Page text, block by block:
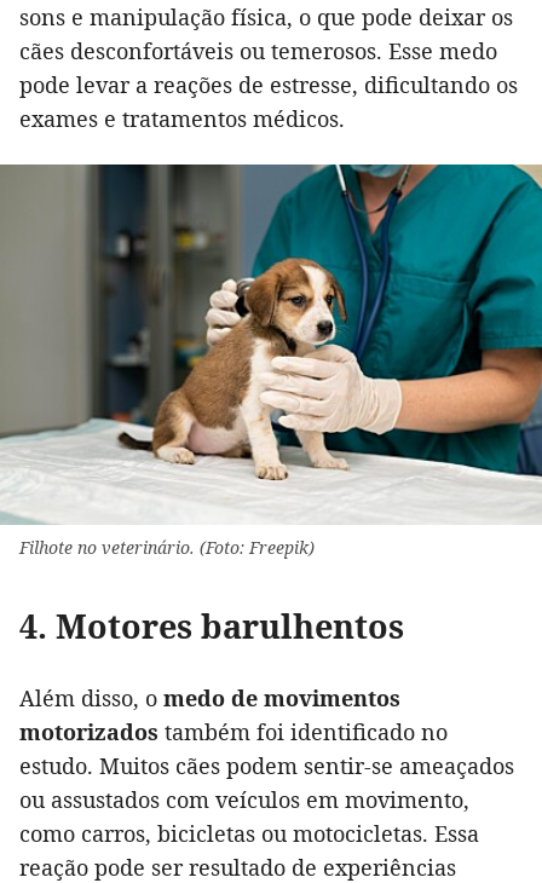
sons e manipulação física, o que pode deixar os
cães desconfortáveis ou temerosos. Esse medo
pode levar a reações de estresse, dificultando os
exames e tratamentos médicos.
Filhote no veterinário. (Foto: Freepik)
4. Motores barulhentos
Além disso, o medo de movimentos
motorizados também foi identificado no
estudo. Muitos cães podem sentir-se ameaçados
ou assustados com veículos em movimento,
como carros, bicicletas ou motocicletas. Essa
reação pode ser resultado de experiências